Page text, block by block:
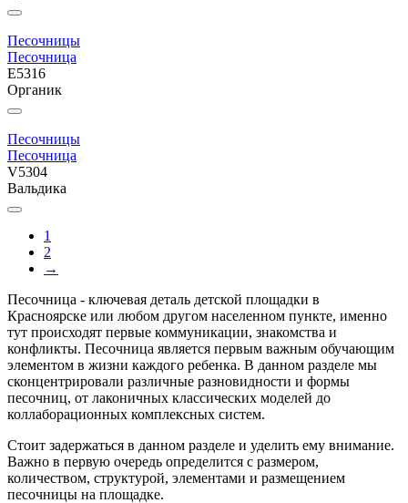
Песочницы
Песочница
E5316
Органик
Песочницы
Песочница
V5304
Вальдика
1
2
→
Песочница - ключевая деталь детской площадки в
Красноярске или любом другом населенном пункте, именно
тут происходят первые коммуникации, знакомства и
конфликты. Песочница является первым важным обучающим
элементом в жизни каждого ребенка. В данном разделе мы
сконцентрировали различные разновидности и формы
песочниц, от лаконичных классических моделей до
коллаборационных комплексных систем.
Стоит задержаться в данном разделе и уделить ему внимание.
Важно в первую очередь определится с размером,
количеством, структурой, элементами и размещением
песочницы на площадке.